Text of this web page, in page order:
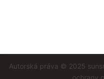
Autorská práva © 2025